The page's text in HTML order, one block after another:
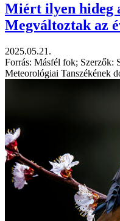
Miért ilyen hideg
Megváltoztak az
2025.05.21.
Forrás: Másfél fok; Szerzők:
Meteorológiai Tanszékének